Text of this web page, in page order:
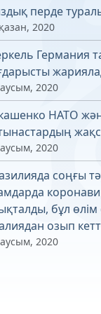
перде
2020
Германия
2020
НАТО
2020
соңғы
бұл
озып
2020